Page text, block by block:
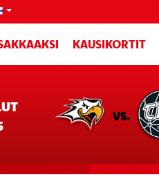
KAUSIKORTIT
VS.